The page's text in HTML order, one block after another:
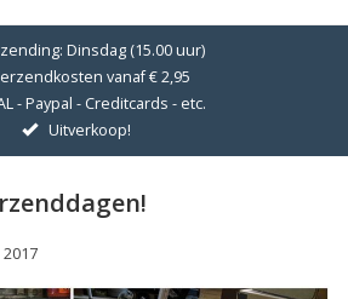
Dinsdag (15.00 uur)
vanaf € 2,95
- Paypal - Creditcards - etc.
Uitverkoop!